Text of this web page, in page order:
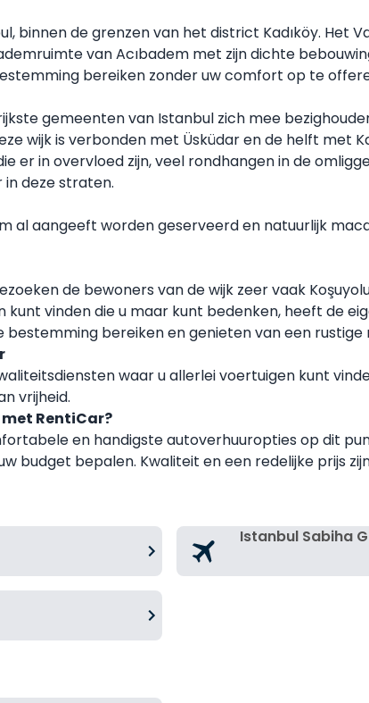
binnen de grenzen van het district Kadıköy. Het
van Acıbadem met zijn dichte
bereiken zonder uw comfort op te
gemeenten van Istanbul zich mee
wijk is verbonden met Üsküdar en de helft met
er in overvloed zijn, veel rondhangen in de
deze straten.
al aangeeft worden geserveerd en natuurlijk
de bewoners van de wijk zeer vaak
vinden die u maar kunt bedenken, heeft de
bereiken en genieten van een
waar u allerlei voertuigen kunt
vrijheid.
RentiCar?
en handigste autoverhuuropties op dit
bepalen. Kwaliteit en een redelijke prijs
Istanbul Sabiha